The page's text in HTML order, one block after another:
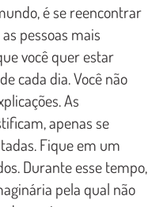
é se reencontrar
pessoas mais
você quer estar
cada dia. Você não
As
apenas se
Fique em um
Durante esse tempo,
pela qual não